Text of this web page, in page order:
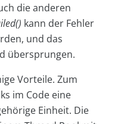
die anderen
kann der Fehler
und das
übersprungen.
Vorteile. Zum
im Code eine
Einheit. Die